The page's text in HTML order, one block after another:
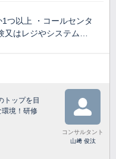
つ以上 ・コールセンタ
又はレジやシステム…
トップを目
境！研修
コンサルタント
山﨑 俊汰